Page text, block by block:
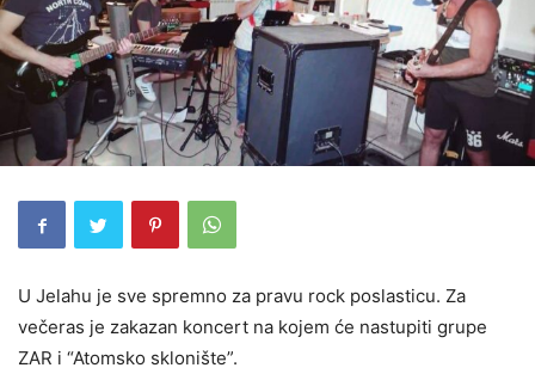
U Jelahu je sve spremno za pravu rock poslasticu. Za
večeras je zakazan koncert na kojem će nastupiti grupe
ZAR i “Atomsko sklonište”.